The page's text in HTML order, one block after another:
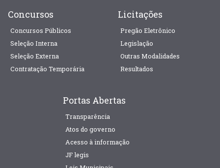
Concursos
Concursos Públicos
Seleção Interna
Seleção Externa
Contratação Temporária
Licitações
Pregão Eletrônico
Legislação
Outras Modalidades
Resultados
Portas Abertas
Transparência
Atos do governo
Acesso à informação
JF legis